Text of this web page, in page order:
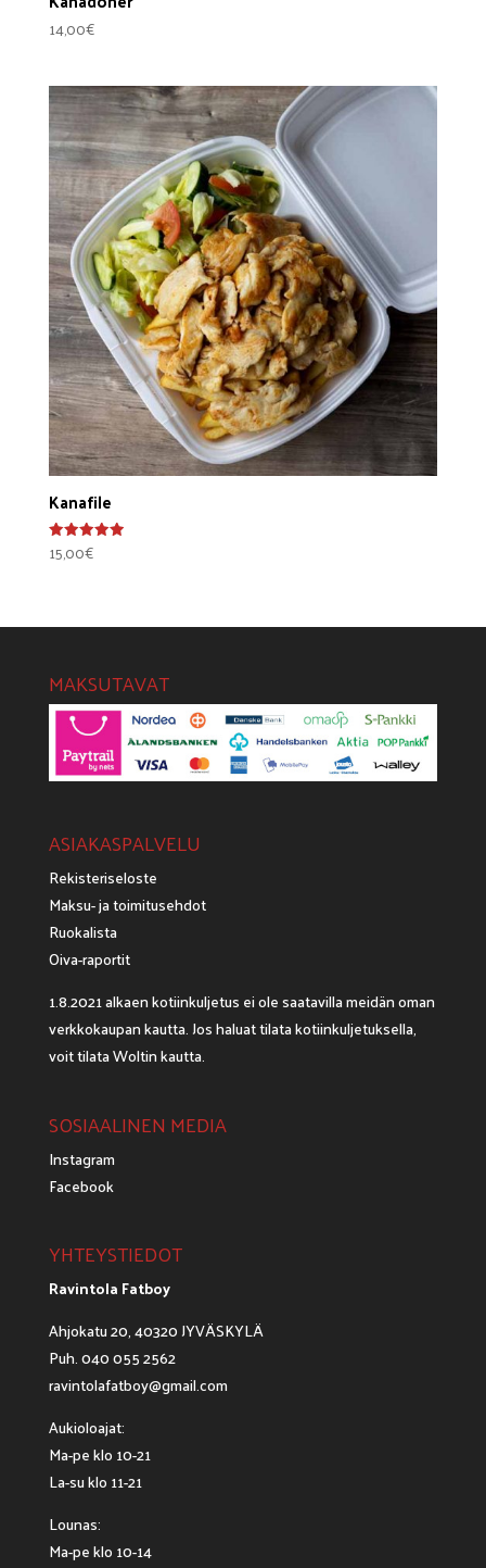
14,00€
Kanafile
Arvostelu
tuotteesta:
15,00€
MAKSUTAVAT
ASIAKASPALVELU
Rekisteriseloste
Maksu- ja toimitusehdot
Ruokalista
Oiva-raportit
1.8.2021 alkaen kotiinkuljetus ei ole saatavilla meidän oman
verkkokaupan kautta. Jos haluat tilata kotiinkuljetuksella,
voit tilataWoltinkautta.
SOSIAALINEN MEDIA
Instagram
Facebook
YHTEYSTIEDOT
Ravintola Fatboy
Ahjokatu 20, 40320 JYVÄSKYLÄ
Puh. 040 055 2562
ravintolafatboy@gmail.com
Aukioloajat:
Ma-pe klo 10-21
La-su klo 11-21
Lounas:
Ma-pe klo 10-14